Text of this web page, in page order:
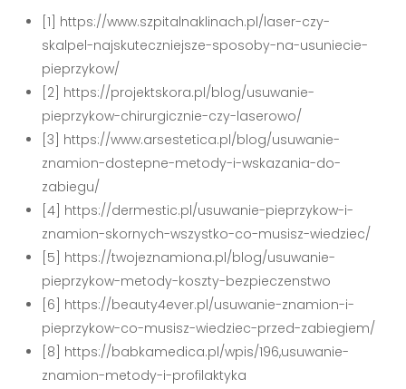
[1] https://www.szpitalnaklinach.pl/laser-czy-
skalpel-najskuteczniejsze-sposoby-na-usuniecie-
pieprzykow/
[2] https://projektskora.pl/blog/usuwanie-
pieprzykow-chirurgicznie-czy-laserowo/
[3] https://www.arsestetica.pl/blog/usuwanie-
znamion-dostepne-metody-i-wskazania-do-
zabiegu/
[4] https://dermestic.pl/usuwanie-pieprzykow-i-
znamion-skornych-wszystko-co-musisz-wiedziec/
[5] https://twojeznamiona.pl/blog/usuwanie-
pieprzykow-metody-koszty-bezpieczenstwo
[6] https://beauty4ever.pl/usuwanie-znamion-i-
pieprzykow-co-musisz-wiedziec-przed-zabiegiem/
[8] https://babkamedica.pl/wpis/196,usuwanie-
znamion-metody-i-profilaktyka